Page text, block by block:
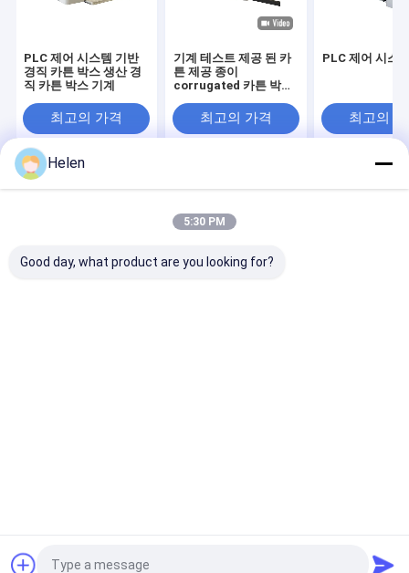
PLC 제어 시스템 기반
경직 카튼 박스 생산 경
직 카튼 박스 기계
최고의 가격
기계 테스트 제공 된 카
튼 제공 종이
corrugated 카튼 박스
최고의 가격
PLC 제어 시스
최고의
홈 사이트맵 연락처
Desktop Site
Reserved.
Helen
5:30 PM
Good day, what product are you looking for?